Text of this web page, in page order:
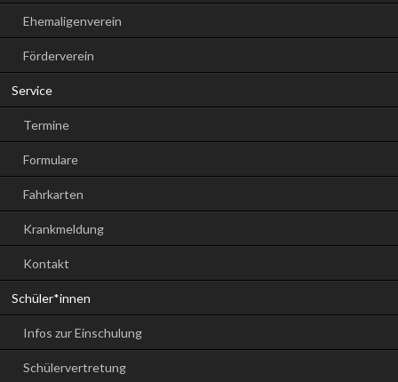
Ehemaligenverein
Förderverein
Service
Termine
Formulare
Fahrkarten
Krankmeldung
Kontakt
Schüler*innen
Infos zur Einschulung
Schülervertretung